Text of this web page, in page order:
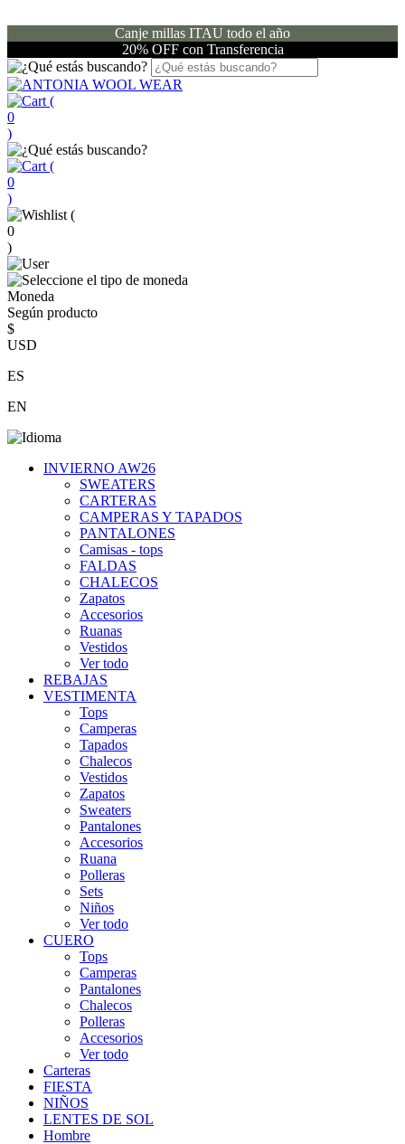
Canje millas ITAU todo el año
20% OFF con Transferencia
(
0
)
(
0
)
(
0
)
Moneda
Según producto
$
USD
ES
EN
INVIERNO AW26
SWEATERS
CARTERAS
CAMPERAS Y TAPADOS
PANTALONES
Camisas - tops
FALDAS
CHALECOS
Zapatos
Accesorios
Ruanas
Vestidos
Ver todo
REBAJAS
VESTIMENTA
Tops
Camperas
Tapados
Chalecos
Vestidos
Zapatos
Sweaters
Pantalones
Accesorios
Ruana
Polleras
Sets
Niños
Ver todo
CUERO
Tops
Camperas
Pantalones
Chalecos
Polleras
Accesorios
Ver todo
Carteras
FIESTA
NIÑOS
LENTES DE SOL
Hombre